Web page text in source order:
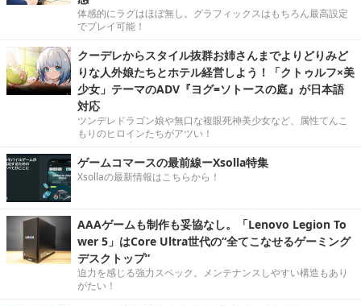
体感的にラグはほぼ無し。グラフィックスはもちろん最高設定
でプレイ可能！
クーデレからスタイル抜群お姉さんまでよりどりみど
りな人外娘たちとホテル経営しよう！「クトゥルフ×美
少女」テーマのADV『ヨグ=ソトースの庭』が日本語
対応
ツンデレドラゴン娘や無口な複眼死神美少女など、属性てんこ
もりのヒロインたちがアツい！
ゲームコマースの最前線ーXsolla特集
Xsollaの最新情報はこちらから！
AAAゲームも制作も妥協なし。「Lenovo Legion To
wer 5」はCore Ultra世代の“全てこなせるゲーミング
デスクトップ”
迫力を感じる強力スペック。メンテナンスしやすい構造もあり
がたい！